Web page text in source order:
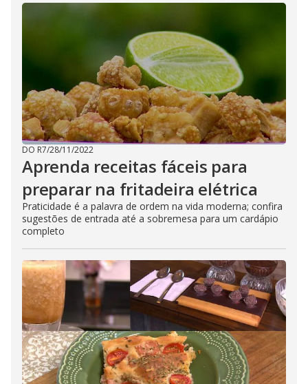
DO R7/28/11/2022
Aprenda receitas fáceis para
preparar na fritadeira elétrica
Praticidade é a palavra de ordem na vida moderna; confira
sugestões de entrada até a sobremesa para um cardápio
completo